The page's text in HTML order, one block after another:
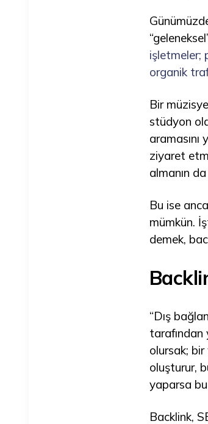
işletmeler;
organik
Bir
stüdyon
ziyaret
almanın
Bu ise
mümkün.
demek,
“Dış
tarafından
olursak;
oluşturur,
yaparsa
Backlink,